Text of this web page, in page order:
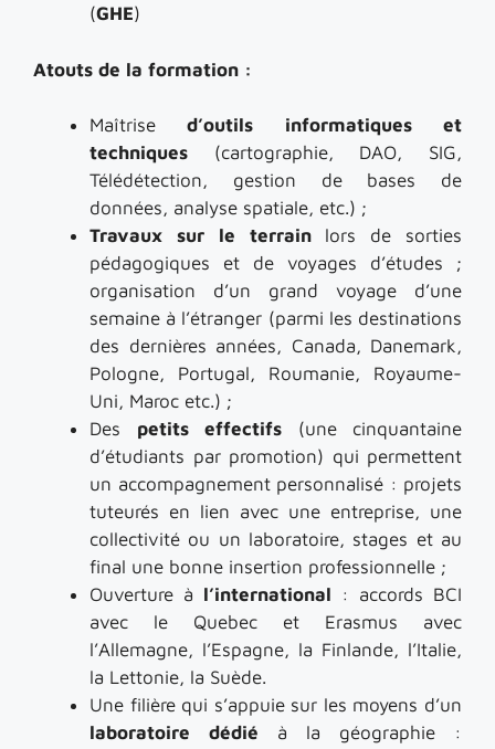
(GHE)
Atouts de la formation :
Maîtrise d’outils informatiques et
techniques (cartographie, DAO, SIG,
Télédétection, gestion de bases de
données, analyse spatiale, etc.) ;
Travaux sur le terrainlors de sorties
pédagogiques et de voyages d’études ;
organisation d’un grand voyage d’une
semaine à l’étranger (parmi les destinations
des dernières années, Canada, Danemark,
Pologne, Portugal, Roumanie, Royaume-
Uni, Maroc etc.) ;
Des petits effectifs (une cinquantaine
d’étudiants par promotion) qui permettent
un accompagnement personnalisé : projets
tuteurés en lien avec une entreprise, une
collectivité ou un laboratoire, stages et au
final une bonne insertion professionnelle ;
Ouverture à l’international : accords BCI
avec le Quebec et Erasmus avec
l’Allemagne, l’Espagne, la Finlande, l’Italie,
la Lettonie, la Suède.
Une filière qui s’appuie sur les moyens d’un
laboratoire dédié à la géographie :